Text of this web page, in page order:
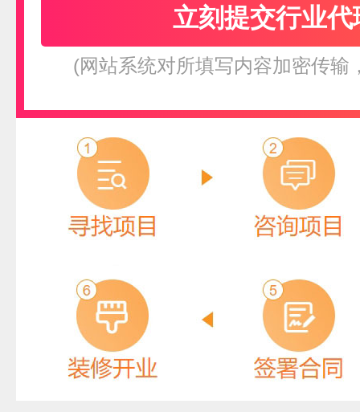
(网站系统对所填写内容加密传输
YATO易尔拓
预算参考：